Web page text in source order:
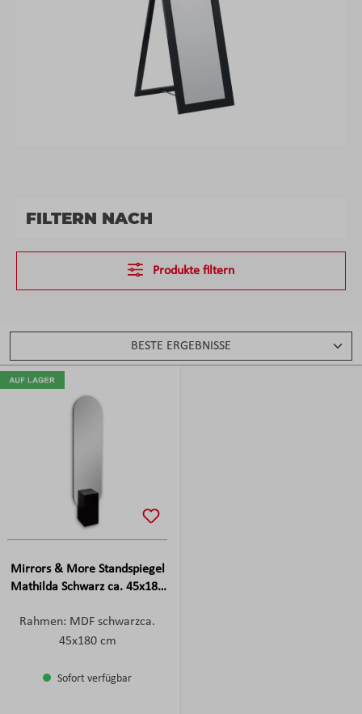
FILTERN NACH
Produkte filtern
Mirrors & More Standspiegel
Mathilda Schwarz ca. 45x180
Rahmen: MDF schwarzca.
45x180 cm
Sofort verfügbar